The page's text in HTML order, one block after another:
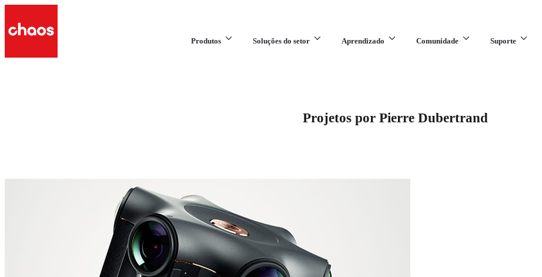
Produtos Soluções do setor Aprendizado Comunidade Suporte
Projetos por Pierre Dubertrand